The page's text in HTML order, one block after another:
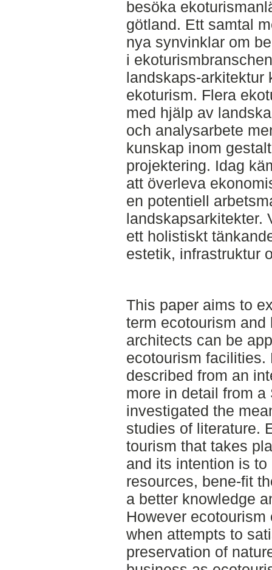
besöka
götland. Ett samtal
nya synvinklar om
i
landskaps-arkitektur
ekoturism. Flera
med hjälp av
och analysarbete
kunskap inom
projektering. Idag
att överleva
en potentiell
landskapsarkitekter.
ett holistiskt
estetik, infrastruktur
This paper aims to
term ecotourism
architects can be
ecotourism
described from an
more in detail from
investigated the
studies of literature.
tourism that takes
and its intention is
resources, bene-fit
a better knowledge
However
when attempts to
preservation of